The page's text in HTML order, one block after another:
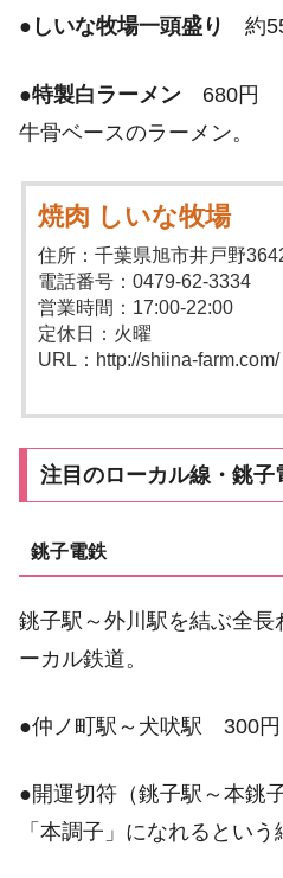
● しいな牧場一頭盛り 約
●特製白ラーメン 680円
牛骨ベースのラーメン。
焼肉 しいな牧場
住所：千葉県旭市井戸野
電話番号：0479-62-3334
営業時間：17:00-22:00
定休日：火曜
URL：http://shiina-farm.com/
注目のローカル線・銚子
銚子電鉄
銚子駅～外川駅を結ぶ全長
ーカル鉄道。
●仲ノ町駅～犬吠駅 300円
●開運切符（銚子駅～本銚
「本調子」になれるという